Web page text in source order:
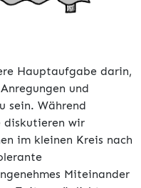
Hauptaufgabe darin,
und
sein. Während
diskutieren wir
im kleinen Kreis nach
Miteinander